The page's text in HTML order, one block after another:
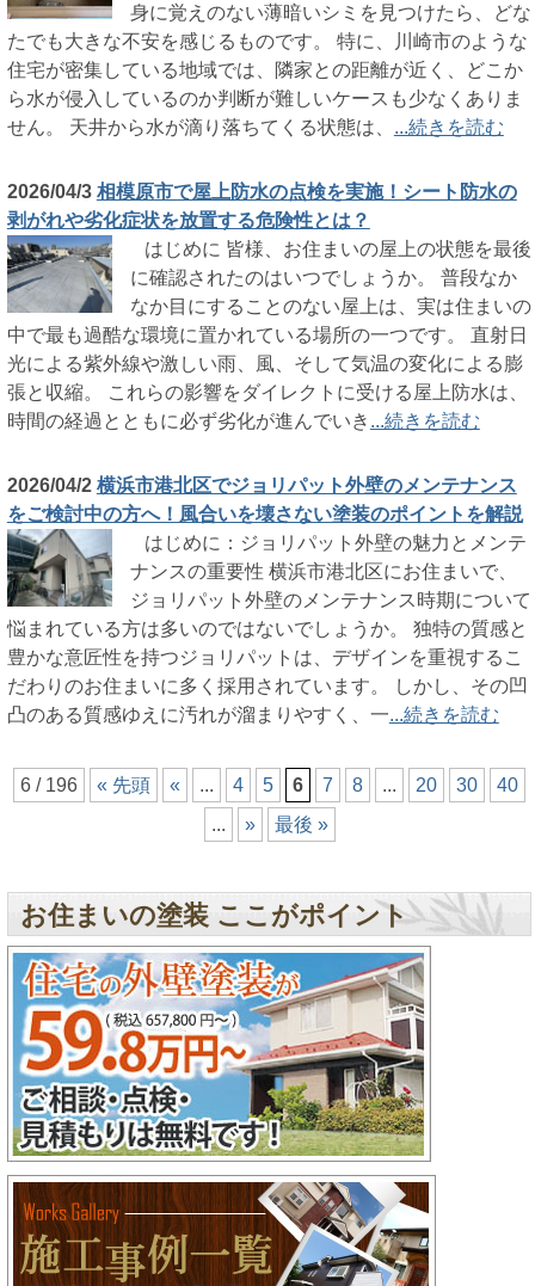
身に覚えのない薄暗いシミを見つけたら、どな
たでも大きな不安を感じるものです。 特に、川崎市のような
住宅が密集している地域では、隣家との距離が近く、どこか
ら水が侵入しているのか判断が難しいケースも少なくありま
せん。 天井から水が滴り落ちてくる状態は、 ...続きを読む
2026/04/3 相模原市で屋上防水の点検を実施！シート防水の
剥がれや劣化症状を放置する危険性とは？
はじめに 皆様、お住まいの屋上の状態を最後
に確認されたのはいつでしょうか。 普段なか
なか目にすることのない屋上は、実は住まいの
中で最も過酷な環境に置かれている場所の一つです。 直射日
光による紫外線や激しい雨、風、そして気温の変化による膨
張と収縮。 これらの影響をダイレクトに受ける屋上防水は、
時間の経過とともに必ず劣化が進んでいき ...続きを読む
2026/04/2 横浜市港北区でジョリパット外壁のメンテナンス
をご検討中の方へ！風合いを壊さない塗装のポイントを解説
はじめに：ジョリパット外壁の魅力とメンテ
ナンスの重要性 横浜市港北区にお住まいで、
ジョリパット外壁のメンテナンス時期について
悩まれている方は多いのではないでしょうか。 独特の質感と
豊かな意匠性を持つジョリパットは、デザインを重視するこ
だわりのお住まいに多く採用されています。 しかし、その凹
凸のある質感ゆえに汚れが溜まりやすく、一...続きを読む
6 / 196 « 先頭 « ... 4 5 6 7 8 ... 20 30
40
...
» 最後 »
お住まいの塗装 ここがポイント